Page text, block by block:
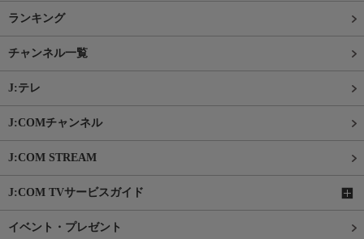
ランキング
チャンネル一覧
J:テレ
J:COMチャンネル
J:COM STREAM
J:COM TVサービスガイド
イベント・プレゼント